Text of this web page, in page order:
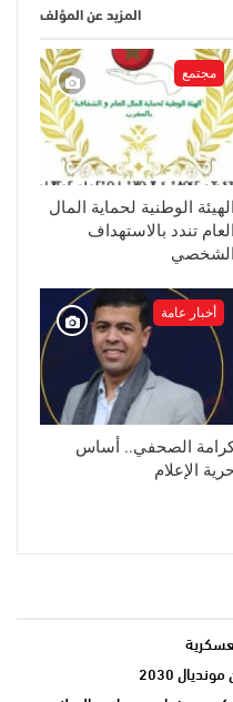
المزيد عن المؤلف
مجتمع
الهيئة الوطنية لحماية المال
العام تندد بالاستهداف
الشخصي
أخبار عامة
الصحفي.. أساس
حرية الإعلام
2030